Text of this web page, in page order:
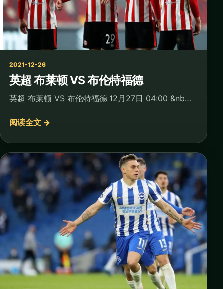
2021-12-26
英超 布莱顿 VS 布伦特福德
英超 布莱顿 VS 布伦特福德 12月27日 04:00 &nb…
阅读全文 →